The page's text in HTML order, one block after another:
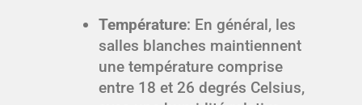
Température: En général, les
salles blanches maintiennent
une température comprise
entre 18 et 26 degrés Celsius,